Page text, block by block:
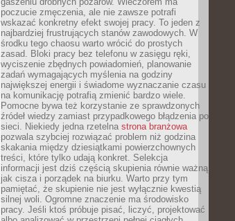
poczucie zmęczenia, ale nie zawsze potrafi
wskazać konkretny efekt swojej pracy. To jeden z
najbardziej frustrujących stanów zawodowych. W
środku tego chaosu warto wrócić do prostych
zasad. Bloki pracy bez telefonu w zasięgu ręki,
wyciszenie zbędnych powiadomień, planowanie
zadań wymagających myślenia na godziny
największej energii i świadome wyznaczanie czasu
na komunikację potrafią zmienić bardzo wiele.
Pomocne bywa też korzystanie ze sprawdzonych
źródeł wiedzy zamiast przypadkowego błądzenia po
sieci. Niekiedy jedna rzetelna strona branżowa
pozwala szybciej rozwiązać problem niż godzina
skakania między dziesiątkami powierzchownych
treści, które tylko udają konkret. Selekcja
informacji jest dziś częścią skupienia równie ważną
jak cisza i porządek na biurku. Warto przy tym
pamiętać, że skupienie nie jest wyłącznie kwestią
silnej woli. Ogromne znaczenie ma środowisko
pracy. Jeśli ktoś próbuje pisać, liczyć, projektować